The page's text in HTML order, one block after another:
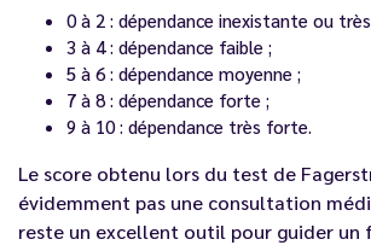
0 à 2 : dépendance inexistante ou
3 à 4 : dépendance faible ;
5 à 6 : dépendance moyenne ;
7 à 8 : dépendance forte ;
9 à 10 : dépendance très forte.
Le score obtenu lors du test de
évidemment pas une consultation
reste un excellent outil pour guider un